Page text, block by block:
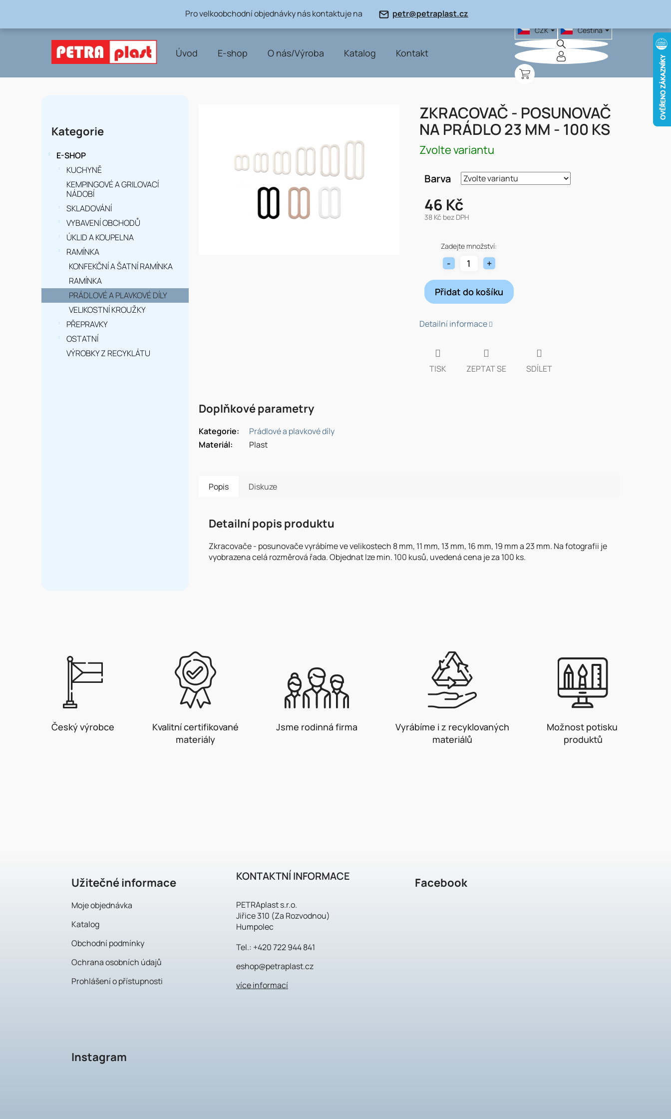
obsah
Pro velkoobchodní objednávky nás kontaktuje na petr@petraplast.cz
Úvod E-shop O nás/Výroba Katalog Kontakt
CZK Čeština
NÁKUPNÍ
n
kategorie
Kategorie
E-SHOP
KUCHYNĚ
KEMPINGOVÉ A GRILOVACÍ
NÁDOBÍ
SKLADOVÁNÍ
VYBAVENÍ OBCHODŮ
ÚKLID A KOUPELNA
RAMÍNKA
KONFEKČNÍ A ŠATNÍ RAMÍNKA
RAMÍNKA
PRÁDLOVÉ A PLAVKOVÉ DÍLY
VELIKOSTNÍ KROUŽKY
PŘEPRAVKY
OSTATNÍ
VÝROBKY Z RECYKLÁTU
ZKRACOVAČ - POSUNOVAČ
NA PRÁDLO 23 MM - 100 KS
Zvolte variantu
Barva
46 Kč
38 Kč bez DPH
cena:Zadejte množství:
Přidat do košíku
Detailní informace
TISK ZEPTAT SE SDÍLET
Doplňkové parametry
Kategorie:
Prádlové a plavkové díly
Materiál: Plast
Popis Diskuze
Detailní popis produktu
Zkracovače - posunovače vyrábíme ve velikostech 8 mm, 11 mm, 13 mm, 16 mm, 19 mm a 23 mm. Na fotografii je
vyobrazena celá rozměrová řada. Objednat lze min. 100 kusů, uvedená cena je za 100 ks.
Český výrobce
Kvalitní certifikované
materiály
Jsme rodinná firma
Vyrábíme i z recyklovaných
materiálů
Možnost potisku
produktů
Užitečné informace
Moje objednávka
Katalog
Obchodní podmínky
Ochrana osobních údajů
Prohlášení o přístupnosti
KONTAKTNÍ INFORMACE
PETRAplast s.r.o.
Jiřice 310 (Za Rozvodnou)
Humpolec
Tel.: +420 722 944 841
eshop@petraplast.cz
více informací
Facebook
Instagram